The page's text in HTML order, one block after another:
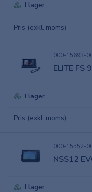
I lager
Pris (exkl. moms)
000-15693-
ELITE FS
I lager
Pris (exkl. moms)
000-15552-
NSS12
I lager